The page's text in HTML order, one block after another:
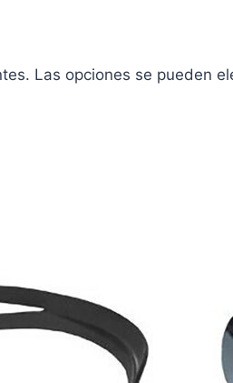
Las opciones se pueden